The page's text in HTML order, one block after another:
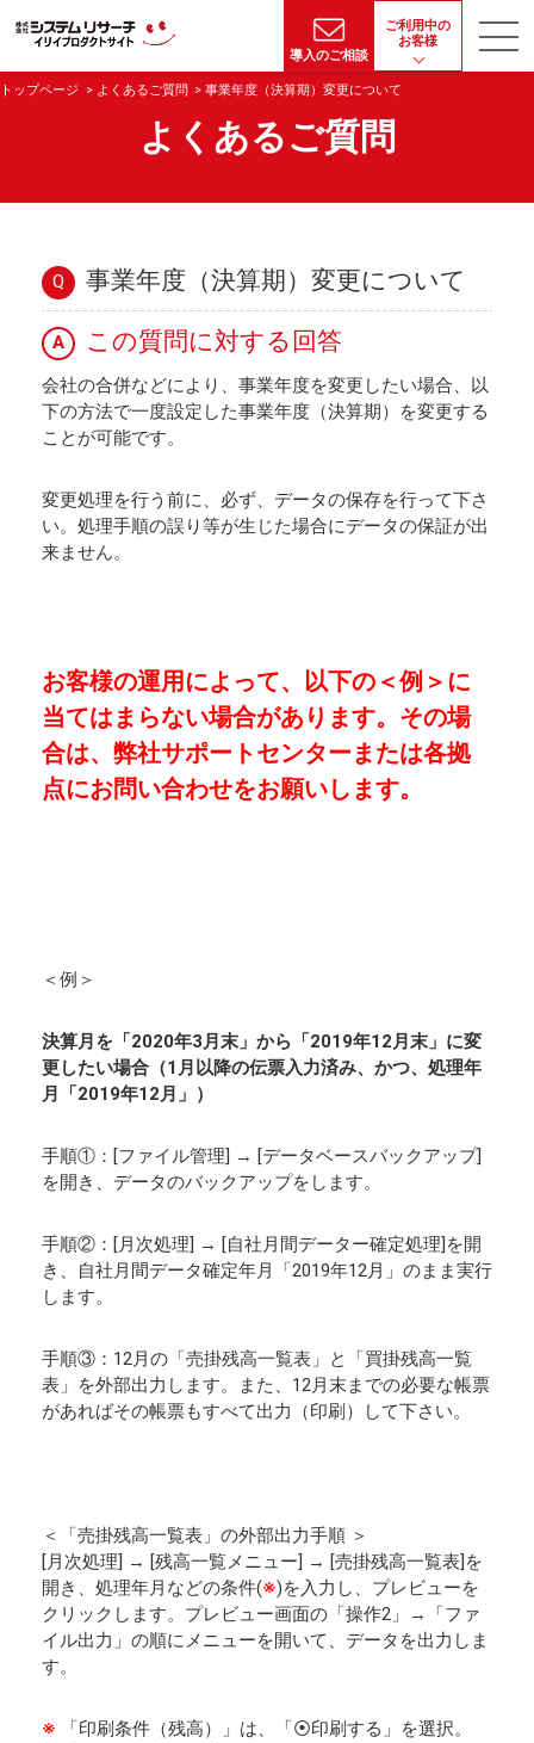
導入のご相談
ご利用中の
お客様
トップページ よくあるご質問 事業年度（決算期）変更について
よくあるご質問
Q 事業年度（決算期）変更について
A この質問に対する回答
会社の合併などにより、事業年度を変更したい場合、以
下の方法で一度設定した事業年度（決算期）を変更する
ことが可能です。
変更処理を行う前に、必ず、データの保存を行って下さ
い。処理手順の誤り等が生じた場合にデータの保証が出
来ません。
お客様の運用によって、以下の＜例＞に
当てはまらない場合があります。 その場
合は、弊社サポートセンターまたは各拠
点にお問い合わせをお願いします。
＜例＞
決算月を「2020年3月末」から「2019年12月末」に変
更したい場合（1月以降の伝票入力済み、かつ、処理年
月「2019年12月」）
手順①：[ファイル管理] → [データベースバックアップ]
を開き、データのバックアップをします。
手順②：[月次処理] → [自社月間データー確定処理]を開
き、自社月間データ確定年月「2019年12月」のまま実行
します。
手順③：12月の「売掛残高一覧表」と「買掛残高一覧
表」を外部出力します。また、12月末までの必要な帳票
があればその帳票もすべて出力（印刷）して下さい。
＜「売掛残高一覧表」の外部出力手順 ＞
[月次処理] → [残高一覧メニュー] → [売掛残高一覧表]を
開き、処理年月などの条件(※)を入力し、プレビューを
クリックします。プレビュー画面の「操作2」→「ファ
イル出力」の順にメニューを開いて、データを出力しま
す。
※ 「印刷条件（残高）」は、「⦿印刷する」を選択。